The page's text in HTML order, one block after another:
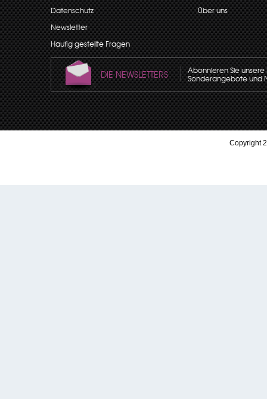
Datenschutz
Newsletter
Häufig gestellte Fragen
Über uns
DIE NEWSLETTERS Abonnieren Sie
Sonderangebote und
Copyright